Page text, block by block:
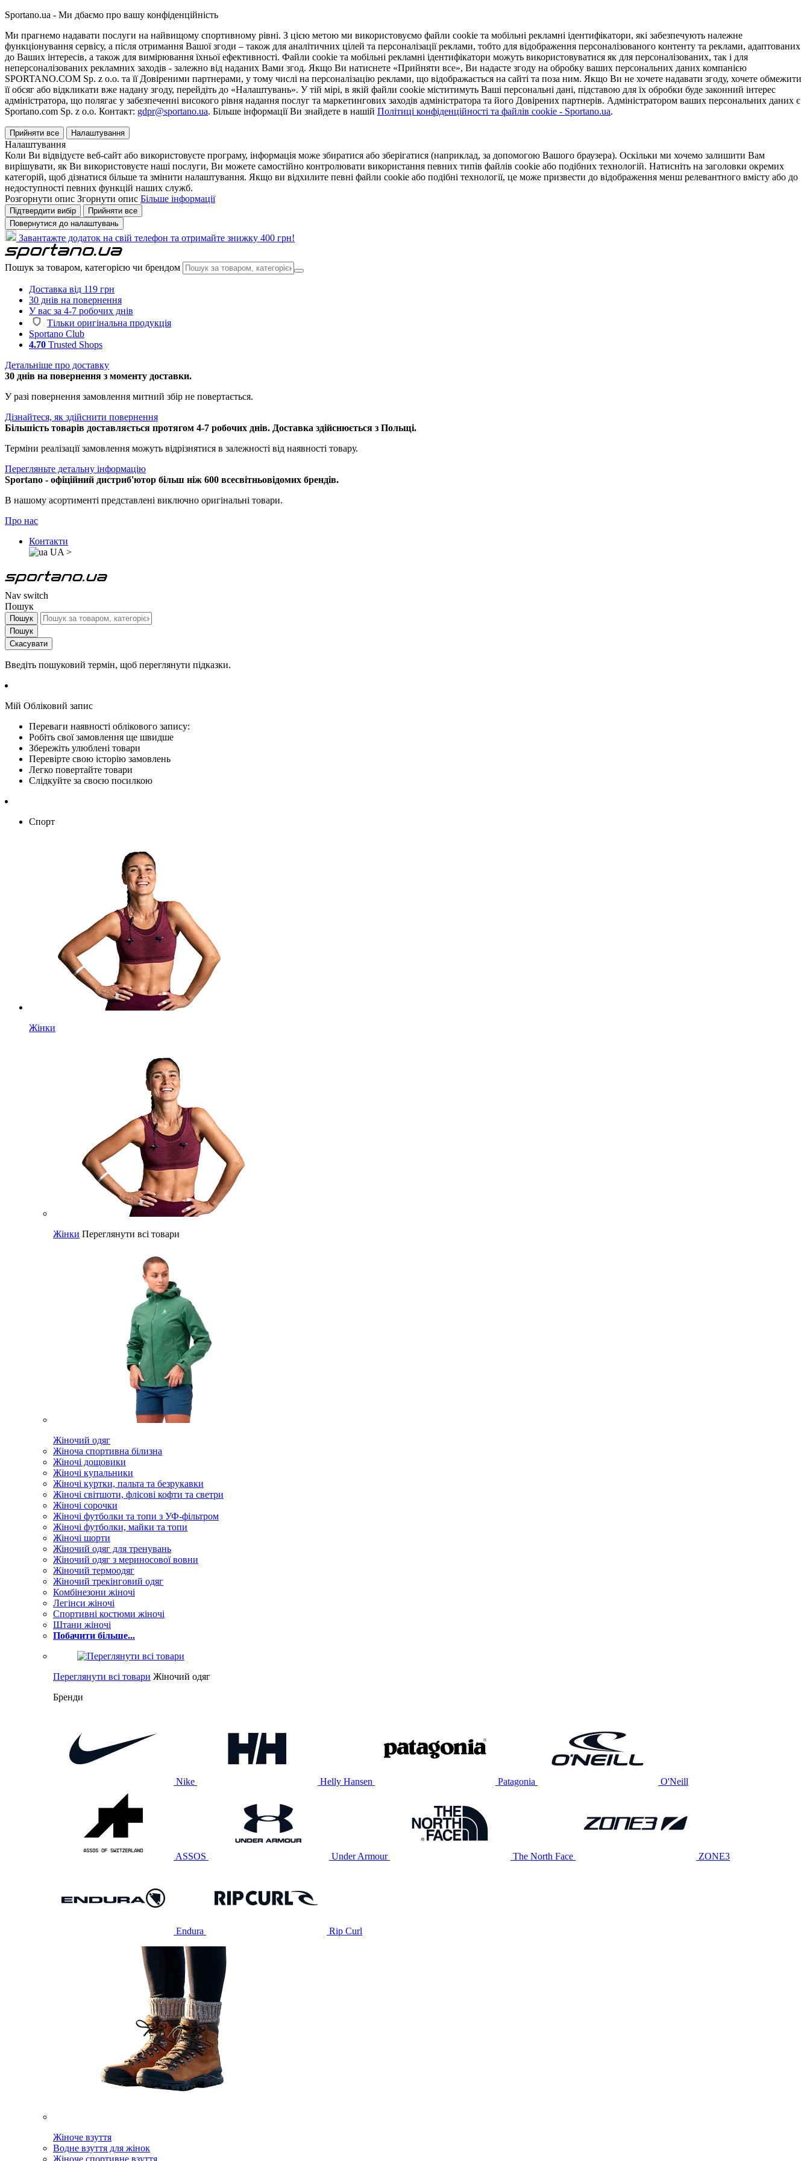
Sportano.ua - Ми дбаємо про вашу конфіденційність
Ми прагнемо надавати послуги на найвищому спортивному рівні. З цією метою ми використовуємо файли cookie та мобільні рекламні ідентифікатори, які забезпечують належне
функціонування сервісу, а після отримання Вашої згоди – також для аналітичних цілей та персоналізації реклами, тобто для відображення персоналізованого контенту та реклами, адаптованих
до Ваших інтересів, а також для вимірювання їхньої ефективності. Файли cookie та мобільні рекламні ідентифікатори можуть використовуватися як для персоналізованих, так і для
неперсоналізованих рекламних заходів - залежно від наданих Вами згод. Якщо Ви натиснете «Прийняти все», Ви надасте згоду на обробку ваших персональних даних компанією
SPORTANO.COM Sp. z o.o. та її Довіреними партнерами, у тому числі на персоналізацію реклами, що відображається на сайті та поза ним. Якщо Ви не хочете надавати згоду, хочете обмежити
її обсяг або відкликати вже надану згоду, перейдіть до «Налаштувань». У тій мірі, в якій файли cookie міститимуть Ваші персональні дані, підставою для їх обробки буде законний інтерес
адміністратора, що полягає у забезпеченні високого рівня надання послуг та маркетингових заходів адміністратора та його Довірених партнерів. Адміністратором ваших персональних даних є
Sportano.com Sp. z o.o. Контакт: gdpr@sportano.ua. Більше інформації Ви знайдете в нашій Політиці конфіденційності та файлів cookie - Sportano.ua.
Прийняти все Налаштування
Налаштування
Коли Ви відвідуєте веб-сайт або використовуєте програму, інформація може збиратися або зберігатися (наприклад, за допомогою Вашого браузера). Оскільки ми хочемо залишити Вам
вирішувати, як Ви використовуєте наші послуги, Ви можете самостійно контролювати використання певних типів файлів cookie або подібних технологій. Натисніть на заголовки окремих
категорій, щоб дізнатися більше та змінити налаштування. Якщо ви відхилите певні файли cookie або подібні технології, це може призвести до відображення менш релевантного вмісту або до
недоступності певних функцій наших служб.
Розгорнути опис Згорнути опис Більше інформації
Підтвердити вибір
Прийняти все
Повернутися до налаштувань
Завантажте додаток на свій телефон та отримайте знижку 400 грн!
Пошук за товаром, категорією чи брендом
Доставка від 119 грн
30 днів на повернення
У вас за 4-7 робочих днів
Тільки оригінальна продукція
Sportano Club
4.70 Trusted Shops
Детальніше про доставку
30 днів на повернення з моменту доставки.
У разі повернення замовлення митний збір не повертається.
Дізнайтеся, як здійснити повернення
Більшість товарів доставляється протягом 4-7 робочих днів. Доставка здійснюється з Польщі.
Терміни реалізації замовлення можуть відрізнятися в залежності від наявності товару.
Перегляньте детальну інформацію
Sportano - офіційний дистриб'ютор більш ніж 600 всесвітньовідомих брендів.
В нашому асортименті представлені виключно оригінальні товари.
Про нас
Контакти
UA >
Nav switch
Пошук
Пошук
Пошук
Скасувати
Введіть пошуковий термін, щоб переглянути підказки.
Мій Обліковий запис
Переваги наявності облікового запису:
Робіть свої замовлення ще швидше
Збережіть улюблені товари
Перевірте свою історію замовлень
Легко повертайте товари
Слідкуйте за своєю посилкою
Спорт
Жінки
Жінки Переглянути всі товари
Жіночий одяг
Жіноча спортивна білизна
Жіночі дощовики
Жіночі купальники
Жіночі куртки, пальта та безрукавки
Жіночі світшоти, флісові кофти та светри
Жіночі сорочки
Жіночі футболки та топи з УФ-фільтром
Жіночі футболки, майки та топи
Жіночі шорти
Жіночий одяг для тренувань
Жіночий одяг з мериносової вовни
Жіночий термоодяг
Жіночий трекінговий одяг
Комбінезони жіночі
Легінси жіночі
Спортивні костюми жіночі
Штани жіночі
Побачити більше...
Переглянути всі товари Жіночий одяг
Бренди
Nike Helly Hansen Patagonia O'Neill
ASSOS Under Armour The North Face ZONE3
Endura Rip Curl
Жіноче взуття
Водне взуття для жінок
Жіноче спортивне взуття